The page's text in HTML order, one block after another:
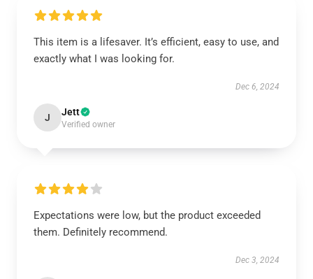
This item is a lifesaver. It’s efficient, easy to use, and
exactly what I was looking for.
Dec 6, 2024
J Jett
Verified owner
Expectations were low, but the product exceeded
them. Definitely recommend.
Dec 3, 2024